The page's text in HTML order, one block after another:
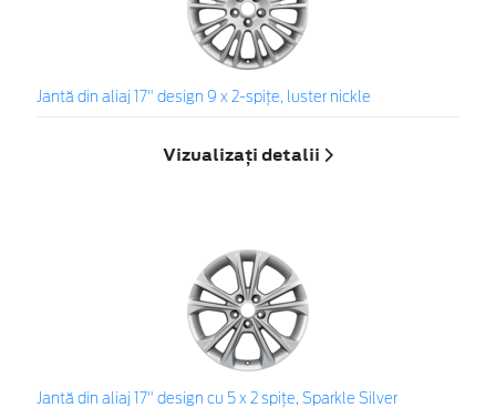
Jantă din aliaj 17" design 9 x 2-spiţe, luster nickle
Vizualizați detalii
Jantă din aliaj 17" design cu 5 x 2 spiţe, Sparkle Silver